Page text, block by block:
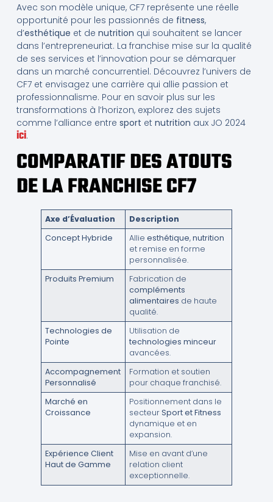
Avec son modèle unique, CF7 représente une réelle
opportunité pour les passionnés de fitness,
d’esthétique et de nutrition qui souhaitent se lancer
dans l’entrepreneuriat. La franchise mise sur la qualité
de ses services et l’innovation pour se démarquer
dans un marché concurrentiel. Découvrez l’univers de
CF7 et envisagez une carrière qui allie passion et
professionnalisme. Pour en savoir plus sur les
transformations à l’horizon, explorez des sujets
comme l’alliance entre sport et nutrition aux JO 2024
ici.
COMPARATIF DES ATOUTS
DE LA FRANCHISE CF7
Axe d’Évaluation
Description
Concept Hybride
Allieesthétique,nutrition
et remise en forme
personnalisée.
Produits Premium
Fabrication de
compléments
alimentaires de haute
qualité.
Technologies de
Pointe
Utilisation de
technologies minceur
avancées.
Accompagnement
Personnalisé
Formation et soutien
pour chaque franchisé.
Marché en
Croissance
Positionnement dans le
secteurSport et Fitness
dynamique et en
expansion.
Expérience Client
Haut de Gamme
Mise en avant d’une
relation client
exceptionnelle.